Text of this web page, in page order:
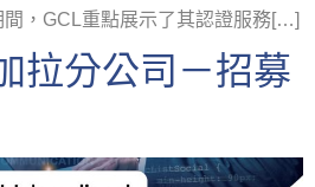
，GCL重點展示了其認證服務[…]
拉分公司－招募